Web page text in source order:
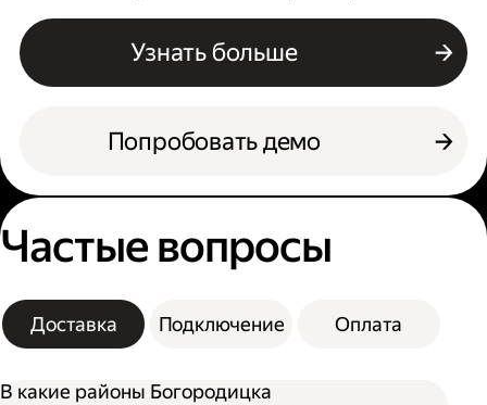
Узнать больше
Попробовать демо
Частые вопросы
Доставка Подключение Оплата
В какие районы Богородицка